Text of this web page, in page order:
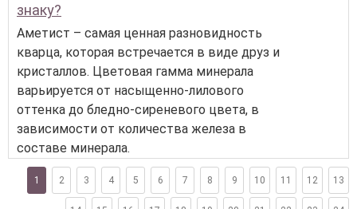
знаку?
Аметист – самая ценная разновидность
кварца, которая встречается в виде друз и
кристаллов. Цветовая гамма минерала
варьируется от насыщенно-лилового
оттенка до бледно-сиреневого цвета, в
зависимости от количества железа в
составе минерала.
1 2 3 4 5 6 7 8 9 10 11 12 13